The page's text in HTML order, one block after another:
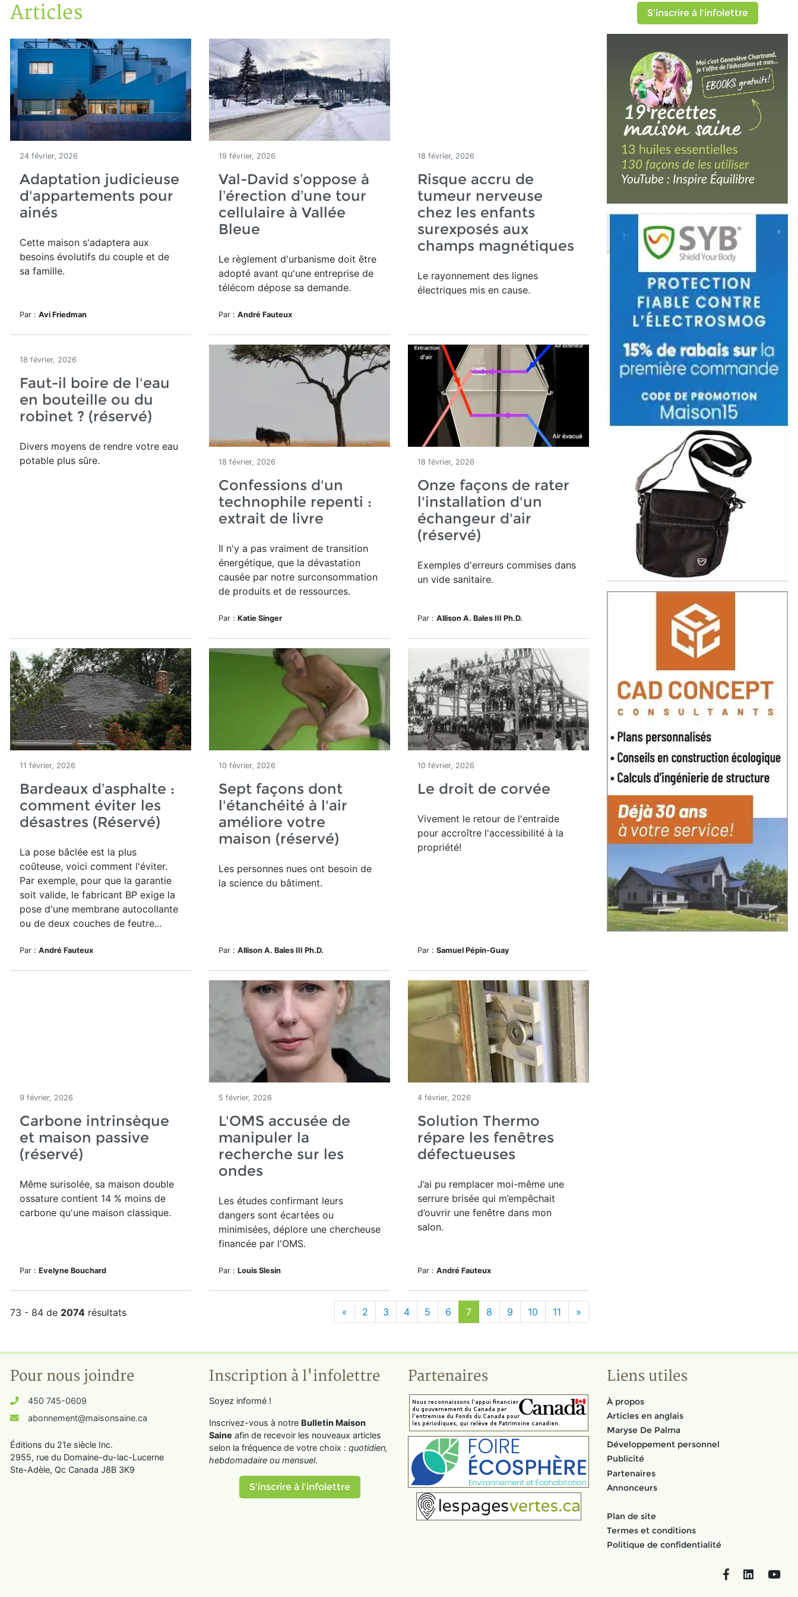
Accueil
Articles
Articles
24 février, 2026
Adaptation judicieuse
d'appartements pour
ainés
Cette maison s'adaptera aux
besoins évolutifs du couple et de
sa famille.
Par : Avi Friedman
19 février, 2026
Val-David s’oppose à
l’érection d’une tour
cellulaire à Vallée
Bleue
Le règlement d'urbanisme doit être
adopté avant qu'une entreprise de
télécom dépose sa demande.
Par : André Fauteux
18 février, 2026
Risque accru de
tumeur nerveuse
chez les enfants
surexposés aux
champs magnétiques
Le rayonnement des lignes
électriques mis en cause.
18 février, 2026
Faut-il boire de l'eau
en bouteille ou du
robinet ? (réservé)
Divers moyens de rendre votre eau
potable plus sûre.
18 février, 2026
Confessions d'un
technophile repenti :
extrait de livre
Il n'y a pas vraiment de transition
énergétique, que la dévastation
causée par notre surconsommation
de produits et de ressources.
Par : Katie Singer
18 février, 2026
Onze façons de rater
l'installation d'un
échangeur d'air
(réservé)
Exemples d'erreurs commises dans
un vide sanitaire.
Par : Allison A. Bales III Ph.D.
11 février, 2026
Bardeaux d’asphalte :
comment éviter les
désastres (Réservé)
La pose bâclée est la plus
coûteuse, voici comment l'éviter.
Par exemple, pour que la garantie
soit valide, le fabricant BP exige la
pose d'une membrane autocollante
ou de deux couches de feutre...
Par : André Fauteux
10 février, 2026
Sept façons dont
l'étanchéité à l'air
améliore votre
maison (réservé)
Les personnes nues ont besoin de
la science du bâtiment.
Par : Allison A. Bales III Ph.D.
10 février, 2026
Le droit de corvée
Vivement le retour de l'entraide
pour accroître l'accessibilité à la
propriété!
Par : Samuel Pépin-Guay
9 février, 2026
Carbone intrinsèque
et maison passive
(réservé)
Même surisolée, sa maison double
ossature contient 14 % moins de
carbone qu'une maison classique.
Par : Evelyne Bouchard
5 février, 2026
L'OMS accusée de
manipuler la
recherche sur les
ondes
Les études confirmant leurs
dangers sont écartées ou
minimisées, déplore une chercheuse
financée par l'OMS.
Par : Louis Slesin
4 février, 2026
Solution Thermo
répare les fenêtres
défectueuses
J’ai pu remplacer moi-même une
serrure brisée qui m’empêchait
d’ouvrir une fenêtre dans mon
salon.
Par : André Fauteux
73 - 84 de 2074 résultats « 2 3 4 5 6 7 8 9 10 11 »
S'inscrire à l'infolettre
Pour nous joindre
450 745-0609
abonnement@maisonsaine.ca
Éditions du 21e siècle Inc.
2955, rue du Domaine-du-lac-Lucerne
Ste-Adèle, Qc Canada J8B 3K9
Inscription à l'infolettre
Soyez informé !
Inscrivez-vous à notre Bulletin Maison
Saine afin de recevoir les nouveaux articles
selon la fréquence de votre choix : quotidien,
hebdomadaire ou mensuel.
S'inscrire à l'infolettre
Partenaires Liens utiles
À propos
Articles en anglais
Maryse De Palma
Développement personnel
Publicité
Partenaires
Annonceurs
Plan de site
Termes et conditions
Politique de confidentialité
FacebookLinkedIn